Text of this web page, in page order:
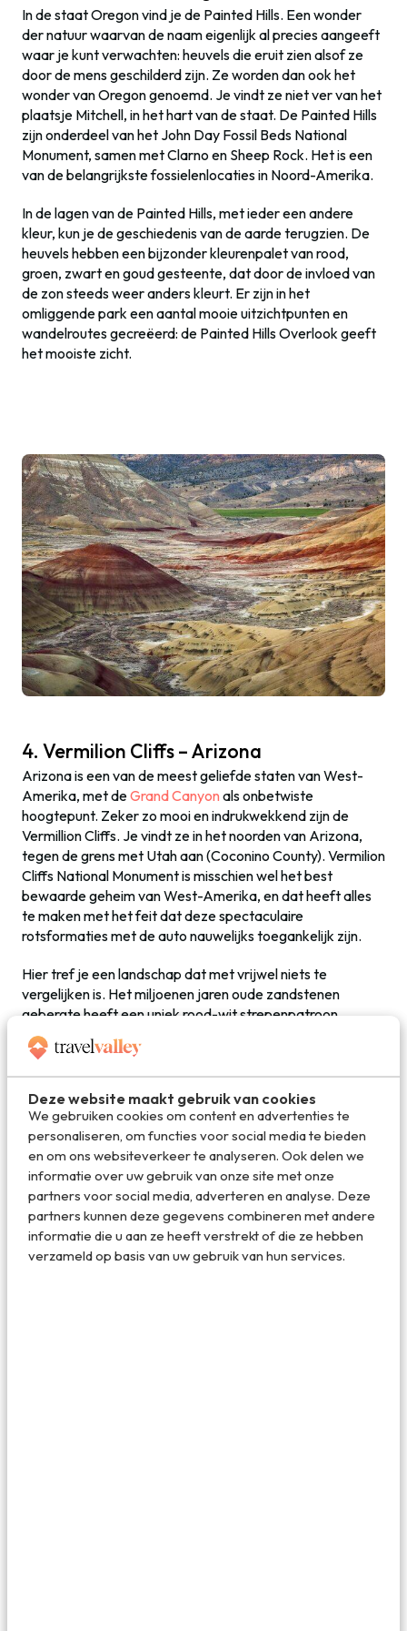
Deze website maakt gebruik van cookies
We gebruiken cookies om content en advertenties te
personaliseren, om functies voor social media te bieden
en om ons websiteverkeer te analyseren. Ook delen we
informatie over uw gebruik van onze site met onze
partners voor social media, adverteren en analyse. Deze
partners kunnen deze gegevens combineren met andere
informatie die u aan ze heeft verstrekt of die ze hebben
verzameld op basis van uw gebruik van hun services.
In de staat Oregon vind je de Painted Hills. Een wonder
der natuur waarvan de naam eigenlijk al precies aangeeft
waar je kunt verwachten: heuvels die eruit zien alsof ze
door de mens geschilderd zijn. Ze worden dan ook het
wonder van Oregon genoemd. Je vindt ze niet ver van het
plaatsje Mitchell, in het hart van de staat. De Painted Hills
zijn onderdeel van het John Day Fossil Beds National
Monument, samen met Clarno en Sheep Rock. Het is een
van de belangrijkste fossielenlocaties in Noord-Amerika.
In de lagen van de Painted Hills, met ieder een andere
kleur, kun je de geschiedenis van de aarde terugzien. De
heuvels hebben een bijzonder kleurenpalet van rood,
groen, zwart en goud gesteente, dat door de invloed van
de zon steeds weer anders kleurt. Er zijn in het
omliggende park een aantal mooie uitzichtpunten en
wandelroutes gecreëerd: de Painted Hills Overlook geeft
het mooiste zicht.
4. Vermilion Cliffs – Arizona
Arizona is een van de meest geliefde staten van West-
Amerika, met deGrand Canyon als onbetwiste
hoogtepunt. Zeker zo mooi en indrukwekkend zijn de
Vermillion Cliffs. Je vindt ze in het noorden van Arizona,
tegen de grens met Utah aan (Coconino County). Vermilion
Cliffs National Monument is misschien wel het best
bewaarde geheim van West-Amerika, en dat heeft alles
te maken met het feit dat deze spectaculaire
rotsformaties met de auto nauwelijks toegankelijk zijn.
Hier tref je een landschap dat met vrijwel niets te
vergelijken is. Het miljoenen jaren oude zandstenen
gebergte heeft een uniek rood-wit strepenpatroon
ontwikkeld. De zogenaamde ‘wave’ is het hoogtepunt van
de Vermilion Cliffs. Een spectaculaire stenen golf met een
uniek patroon. Om er te komen heb je een speciale
vergunning nodig. Zandsteen is zeer fragiel en wordt
middels een bezoekerslimiet goed beschermd. Ook White
Pocket en de adembenemende Buckskin Gulch (de
langste slot canyon van Amerika) zijn waanzinnig mooi.